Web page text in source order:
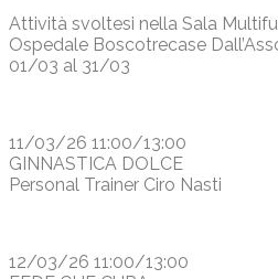
Attività svoltesi nella Sala
Ospedale Boscotrecase
01/03 al 31/03
11/03/26 11:00/13:00
GINNASTICA DOLCE
Personal Trainer Ciro Nasti
12/03/26 11:00/13:00